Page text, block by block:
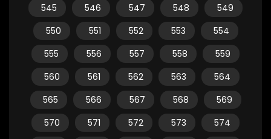
545
546 547 548
549
550
551 552 553
554
555
556 557 558
559
560
561 562 563
564
565
566 567 568
569
570
571 572 573
574